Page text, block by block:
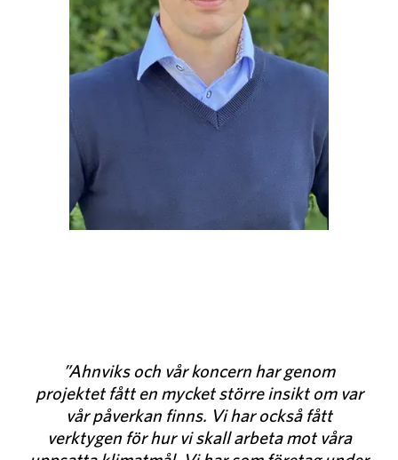
”Ahnviks och vår koncern har genom
projektet fått en mycket större insikt om var
vår påverkan finns. Vi har också fått
verktygen för hur vi skall arbeta mot våra